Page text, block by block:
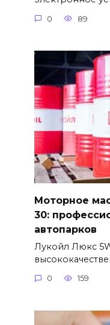
0 89
Моторное
30:
автопарков
Лукойл Люкс
0 159